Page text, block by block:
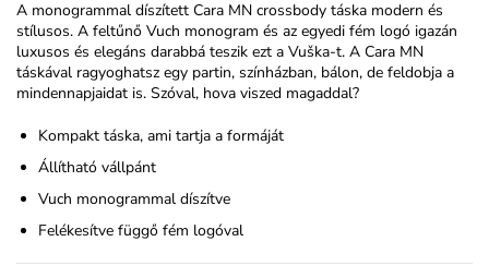
A monogrammal díszített Cara MN crossbody táska modern és
stílusos. A feltűnő Vuch monogram és az egyedi fém logó igazán
luxusos és elegáns darabbá teszik ezt a Vuška-t. A Cara MN
táskával ragyoghatsz egy partin, színházban, bálon, de feldobja a
mindennapjaidat is. Szóval, hova viszed magaddal?
Kompakt táska, ami tartja a formáját
Állítható vállpánt
Vuch monogrammal díszítve
Felékesítve függő fém logóval